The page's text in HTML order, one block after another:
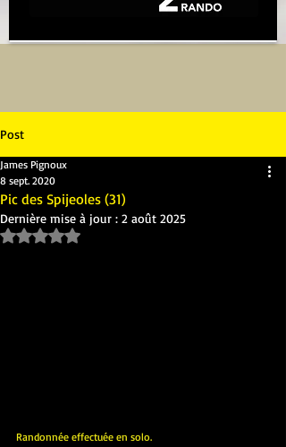
Post
Pic des Spijeoles (31)
James Pignoux
8 sept. 2020
Dernière mise à jour : 2 août 2025
Noté NaN étoiles sur 5.
Randonnée effectuée en solo.